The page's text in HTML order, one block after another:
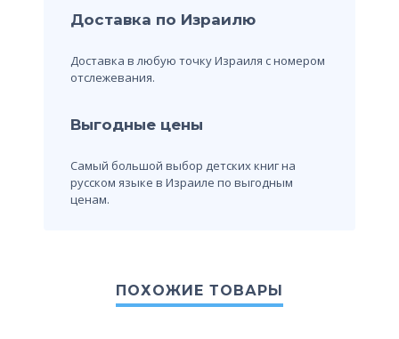
Доставка по Израилю
Доставка в любую точку Израиля с номером
отслежевания.
Выгодные цены
Самый большой выбор детских книг на
русском языке в Израиле по выгодным
ценам.
ПОХОЖИЕ ТОВАРЫ